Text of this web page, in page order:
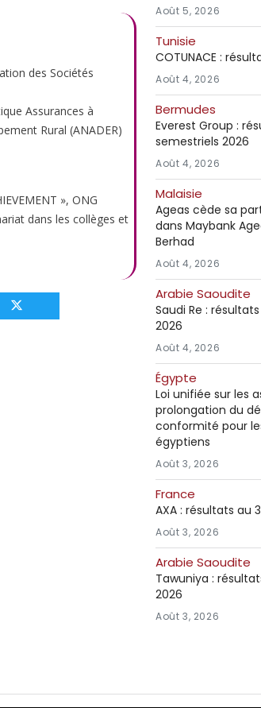
des Sociétés
Assurances à
Rural (ANADER)
», ONG
dans les collèges et
Août 5, 2026
Tunisie
COTUNACE :
Août 4, 2026
Bermudes
Everest Group :
semestriels 2026
Août 4, 2026
Malaisie
Ageas cède sa
dans Maybank
Berhad
Août 4, 2026
Arabie Saoudite
Saudi Re :
2026
Août 4, 2026
Égypte
Loi unifiée sur les
prolongation du
conformité pour
égyptiens
Août 3, 2026
France
AXA : résultats au
Août 3, 2026
Arabie Saoudite
Tawuniya :
2026
Août 3, 2026